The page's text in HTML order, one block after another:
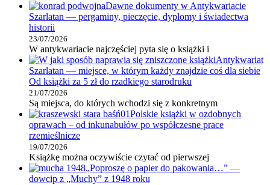
Dawne dokumenty w Antykwariacie
Szarlatan — pergaminy, pieczęcie, dyplomy i świadectwa
historii
23/07/2026
W antykwariacie najczęściej pyta się o książki i
Antykwariat
Szarlatan — miejsce, w którym każdy znajdzie coś dla siebie
Od książki za 5 zł do rzadkiego starodruku
21/07/2026
Są miejsca, do których wchodzi się z konkretnym
Polskie książki w ozdobnych
oprawach – od inkunabułów po współczesne prace
rzemieślnicze
19/07/2026
Książkę można oczywiście czytać od pierwszej
„Poproszę o papier do pakowania…” —
dowcip z „Muchy” z 1948 roku